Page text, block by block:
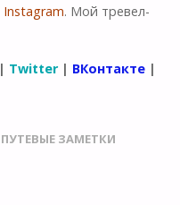
Instagram. Мой тревел-
Twitter| ВКонтакте|
ПУТЕВЫЕ ЗАМЕТКИ